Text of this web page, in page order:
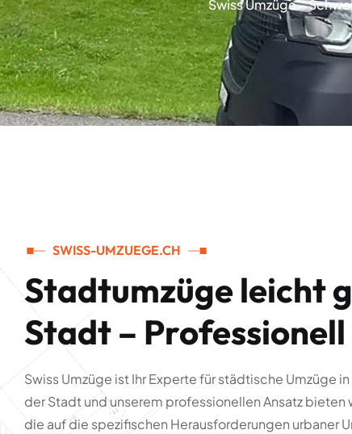
Swiss Umzüge -
SWISS-UMZUEGE.CH
Stadtumzügeleichtg
Swiss Umzüge ist Ihr Experte für städtische Umzüge
der Stadt und unserem professionellen Ansatz
die auf die spezifischen Herausforderungen urbaner